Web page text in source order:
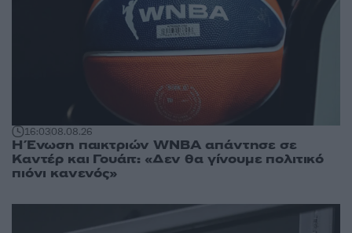
16:0308.08.26
Η Ένωση παικτριών WNBA απάντησε σε
Καντέρ και Γουάιτ: «Δεν θα γίνουμε πολιτικό
πιόνι κανενός»